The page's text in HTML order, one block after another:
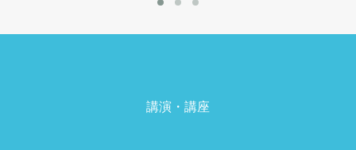
講演・講座